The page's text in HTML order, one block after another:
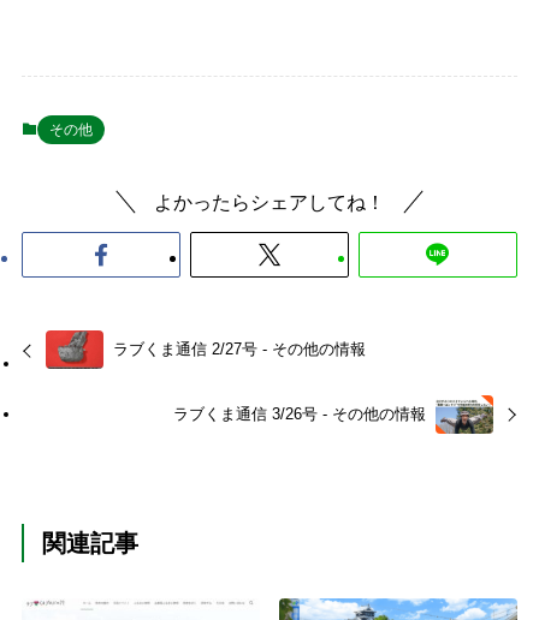
その他
よかったらシェアしてね！
ラブくま通信 2/27号 - その他の情報
ラブくま通信 3/26号 - その他の情報
関連記事